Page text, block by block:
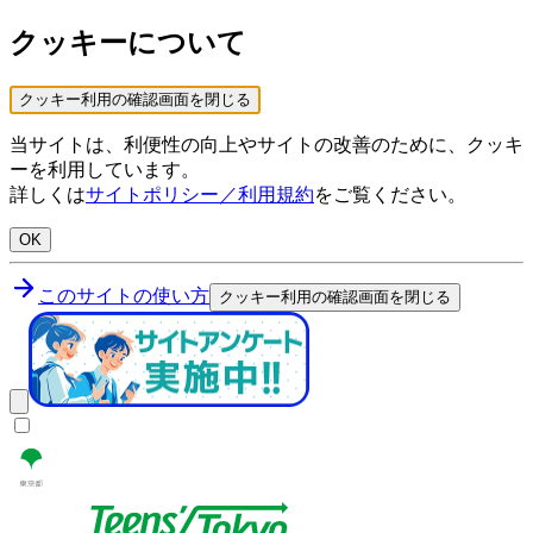
クッキーについて
クッキー利用の確認画面を閉じる
当サイトは、利便性の向上やサイトの改善のために、クッキ
ーを利用しています。
詳しくはサイトポリシー／利用規約をご覧ください。
OK
このサイトの使い方 クッキー利用の確認画面を閉じる